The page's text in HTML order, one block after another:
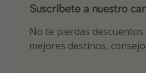
Suscríbete a nuestro
No te pierdas descuentos
mejores destinos,
Descarga nuestra app
Sé el primero en reservar
¡Suscríbete a nuestro
¡Recibe las mejores
ti por nuestros expertos